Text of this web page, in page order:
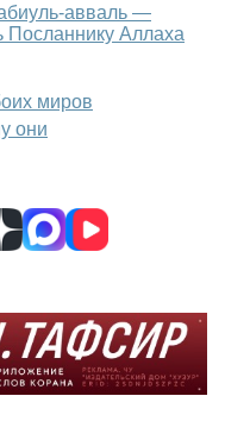
авваль —
Посланнику Аллаха
миров
они